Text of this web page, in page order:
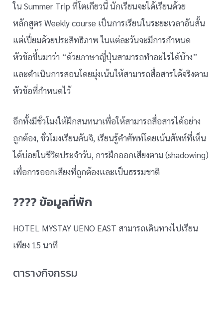
ใน Summer Trip ที่โตเกียวนี้ นักเรียนจะได้เรียนด้วย
หลักสูตร Weekly course เป็นการเรียนในระยะเวลาอันสั้น
แต่เปี่ยมด้วยประสิทธิภาพ ในแต่ละวันจะมีการกำหนด
หัวข้อขึ้นมาว่า “ด้วยภาษาญี่ปุ่นสามารถทำอะไรได้บ้าง”
และดำเนินการสอนโดยมุ่งเน้นให้สามารถสื่อสารได้จริงตาม
หัวข้อที่กำหนดไว้
อีกทั้งมีชั่วโมงให้ฝึกสนทนาเพื่อให้สามารถสื่อสารได้อย่าง
ถูกต้อง, ชั่วโมงเรียนคันจิ, เรียนรู้คำศัพท์โดยเน้นศัพท์ที่เห็น
ได้บ่อยในชีวิตประจำวัน, การฝึกออกเสียงตาม (shadowing)
เพื่อการออกเสียงที่ถูกต้องและเป็นธรรมชาติ
???? ข้อมูลที่พัก
HOTEL MYSTAY UENO EAST สามารถเดินทางไปเรียน
เพียง 15 นาที
ตารางกิจกรรม